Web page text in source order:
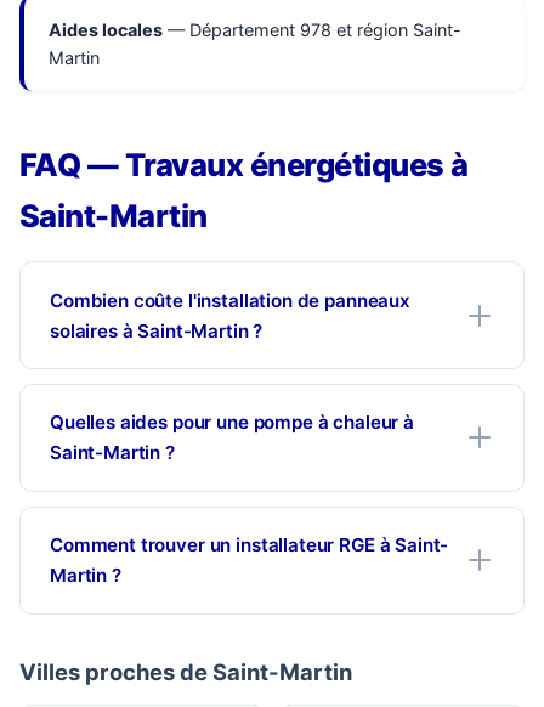
Aides locales — Département 978 et région Saint-
Martin
FAQ — Travaux énergétiques à
Saint-Martin
Combien coûte l'installation de panneaux
solaires à Saint-Martin ?
Quelles aides pour une pompe à chaleur à
Saint-Martin ?
Comment trouver un installateur RGE à Saint-
Martin ?
Villes proches de Saint-Martin